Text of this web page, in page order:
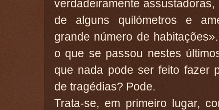
verdadeiramente
de alguns quilómetros e
grande número de
o que se passou nestes
que nada pode ser feito fazer
de tragédias? Pode.
Trata-se, em primeiro lugar,